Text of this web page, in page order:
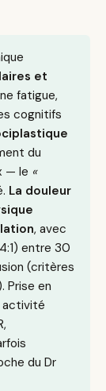
et
fatigue,
cognitifs
du
— le «
La douleur
, avec
entre 30
(critères
Prise en
activité
du Dr